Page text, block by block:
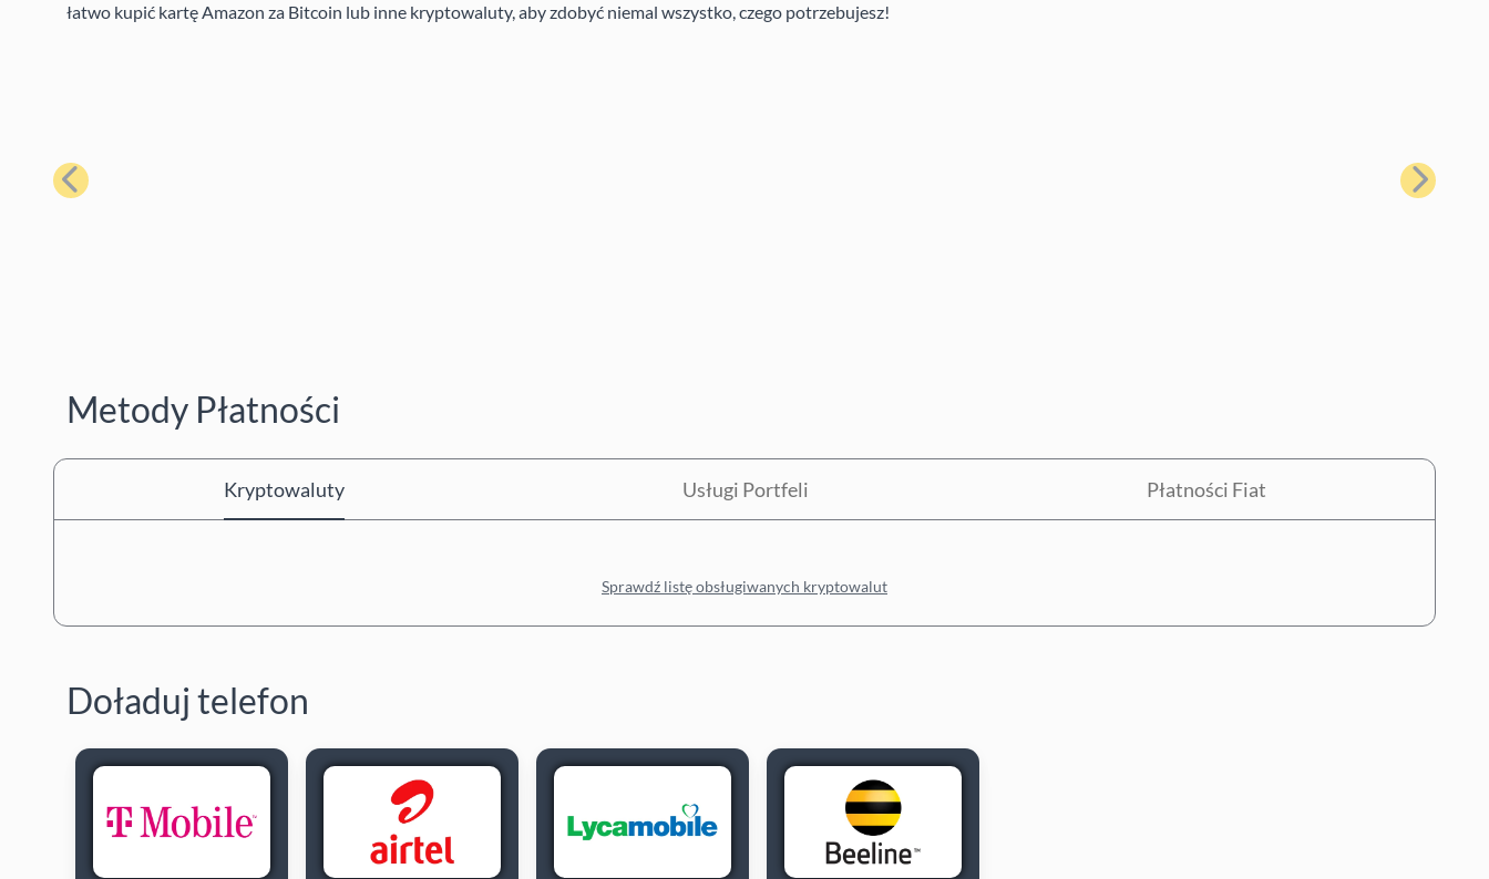
łatwo kupić kartę Amazon za Bitcoin lub inne kryptowaluty, aby zdobyć niemal wszystko, czego potrzebujesz!
Poprzedni Następny
Metody Płatności
Kryptowaluty Usługi Portfeli Płatności Fiat
Sprawdź listę obsługiwanych kryptowalut
Doładuj telefon